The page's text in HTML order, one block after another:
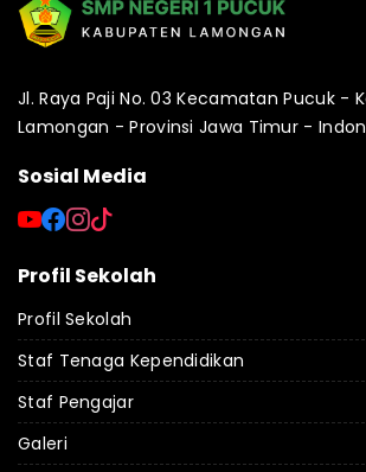
Jl. Raya Paji No. 03 Kecamatan Pucuk -
Lamongan - Provinsi Jawa Timur -
Sosial Media
Profil Sekolah
Profil Sekolah
Staf Tenaga Kependidikan
Staf Pengajar
Galeri